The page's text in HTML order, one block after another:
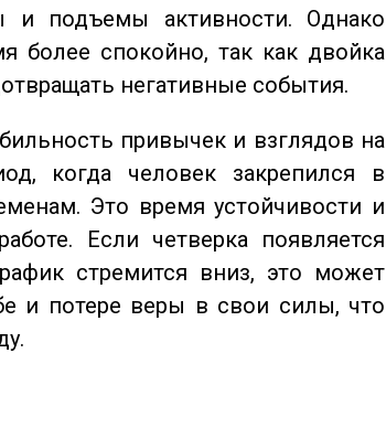
и подъемы активности. Однако
более спокойно, так как двойка
негативные события.
привычек и взглядов на
когда человек закрепился в
Это время устойчивости и
Если четверка появляется
стремится вниз, это может
и потере веры в свои силы, что